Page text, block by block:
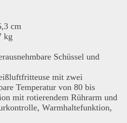
cm
kg
Schüssel und
mit zwei
Temperatur von 80 bis
mit rotierendem Rührarm und
Warmhaltefunktion,